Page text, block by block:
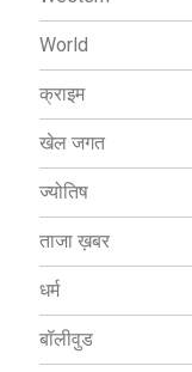
World
क्राइम
खेल जगत
ज्योतिष
ताजा ख़बर
धर्म
बॉलीवुड